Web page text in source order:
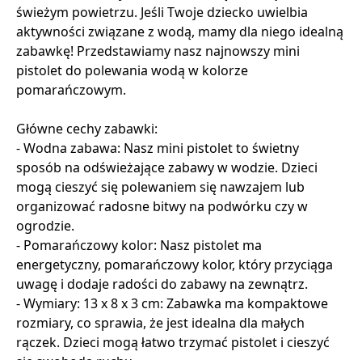
świeżym powietrzu. Jeśli Twoje dziecko uwielbia
aktywności związane z wodą, mamy dla niego idealną
zabawkę! Przedstawiamy nasz najnowszy mini
pistolet do polewania wodą w kolorze
pomarańczowym.
Główne cechy zabawki:
- Wodna zabawa: Nasz mini pistolet to świetny
sposób na odświeżające zabawy w wodzie. Dzieci
mogą cieszyć się polewaniem się nawzajem lub
organizować radosne bitwy na podwórku czy w
ogrodzie.
- Pomarańczowy kolor: Nasz pistolet ma
energetyczny, pomarańczowy kolor, który przyciąga
uwagę i dodaje radości do zabawy na zewnątrz.
- Wymiary: 13 x 8 x 3 cm: Zabawka ma kompaktowe
rozmiary, co sprawia, że jest idealna dla małych
rączek. Dzieci mogą łatwo trzymać pistolet i cieszyć